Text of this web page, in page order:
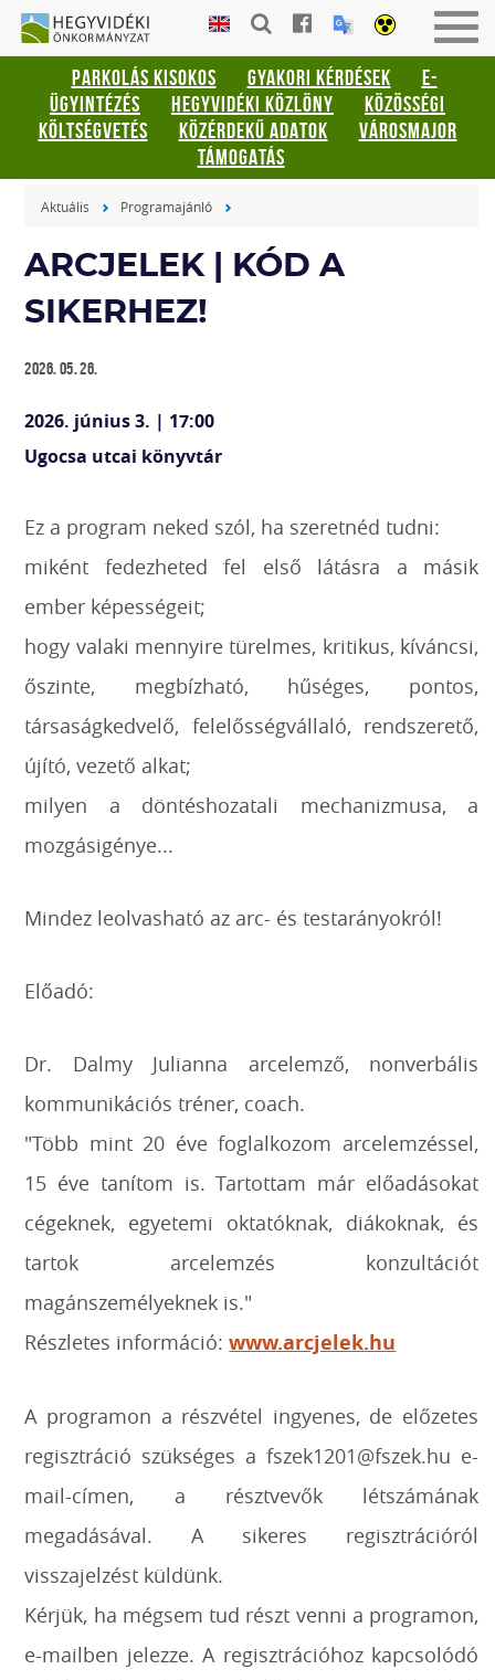
Gyorsbillentyűk
listája
Keresés:
"S"
Bejelentkezés:
be-
HEGYVIDÉKI
ÖNKORMÁNYZAT
PARKOLÁS KISOKOS GYAKORI KÉRDÉSEK
E-
ÜGYINTÉZÉS
HEGYVIDÉKI KÖZLÖNY
KÖZÖSSÉGI
KÖLTSÉGVETÉS
KÖZÉRDEKŰ ADATOK
VÁROSMAJOR
TÁMOGATÁS
Aktuális Programajánló
ARCJELEK | KÓD A
SIKERHEZ!
2026. 05. 26.
2026. június 3. | 17:00
Ugocsa utcai könyvtár
Ez a program neked szól, ha szeretnéd tudni:
miként fedezheted fel első látásra a másik
ember képességeit;
hogy valaki mennyire türelmes, kritikus, kíváncsi,
őszinte, megbízható, hűséges, pontos,
társaságkedvelő, felelősségvállaló, rendszerető,
újító, vezető alkat;
milyen a döntéshozatali mechanizmusa, a
mozgásigénye...
Mindez leolvasható az arc- és testarányokról!
Előadó:
Dr. Dalmy Julianna arcelemző, nonverbális
kommunikációs tréner, coach.
"Több mint 20 éve foglalkozom arcelemzéssel,
15 éve tanítom is. Tartottam már előadásokat
cégeknek, egyetemi oktatóknak, diákoknak, és
tartok arcelemzés konzultációt
magánszemélyeknek is."
Részletes információ:www.arcjelek.hu
A programon a részvétel ingyenes, de előzetes
regisztráció szükséges a fszek1201@fszek.hu e-
mail-címen, a résztvevők létszámának
megadásával. A sikeres regisztrációról
visszajelzést küldünk.
Kérjük, ha mégsem tud részt venni a programon,
e-mailben jelezze. A regisztrációhoz kapcsolódó